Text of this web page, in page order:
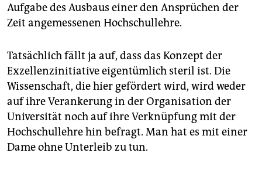
Aufgabe des Ausbaus einer den Ansprüchen der
Zeit angemessenen Hochschullehre.
Tatsächlich fällt ja auf, dass das Konzept der
Exzellenzinitiative eigentümlich steril ist. Die
Wissenschaft, die hier gefördert wird, wird weder
auf ihre Verankerung in der Organisation der
Universität noch auf ihre Verknüpfung mit der
Hochschullehre hin befragt. Man hat es mit einer
Dame ohne Unterleib zu tun.